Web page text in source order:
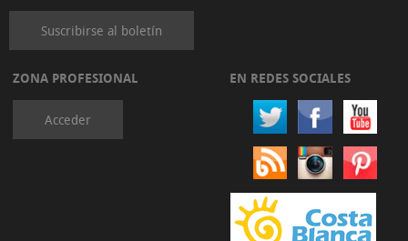
Suscribirse al boletín
ZONA PROFESIONAL
Acceder
EN REDES SOCIALES